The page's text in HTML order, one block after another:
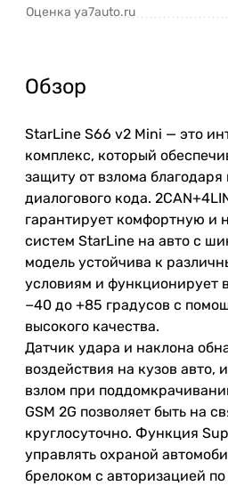
Оценка ya7auto.ru
Обзор
StarLine S66 v2 Mini — это
комплекс, который
защиту от взлома благодаря
диалогового кода. 2CAN+
гарантирует комфортную и
систем StarLine на авто с
модель устойчива к
условиям и функционирует в
−40 до +85 градусов с
высокого качества.
Датчик удара и наклона
воздействия на кузов авто, и
взлом при
GSM 2G позволяет быть на
круглосуточно. Функция
управлять охраной
брелоком с авторизацией по